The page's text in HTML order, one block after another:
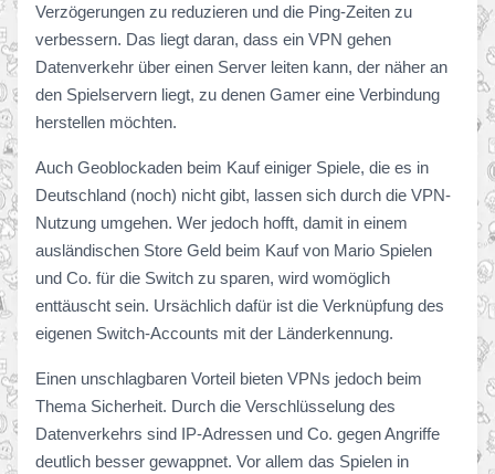
Verzögerungen zu reduzieren und die Ping-Zeiten zu
verbessern. Das liegt daran, dass ein VPN gehen
Datenverkehr über einen Server leiten kann, der näher an
den Spielservern liegt, zu denen Gamer eine Verbindung
herstellen möchten.
Auch Geoblockaden beim Kauf einiger Spiele, die es in
Deutschland (noch) nicht gibt, lassen sich durch die VPN-
Nutzung umgehen. Wer jedoch hofft, damit in einem
ausländischen Store Geld beim Kauf von Mario Spielen
und Co. für die Switch zu sparen, wird womöglich
enttäuscht sein. Ursächlich dafür ist die Verknüpfung des
eigenen Switch-Accounts mit der Länderkennung.
Einen unschlagbaren Vorteil bieten VPNs jedoch beim
Thema Sicherheit. Durch die Verschlüsselung des
Datenverkehrs sind IP-Adressen und Co. gegen Angriffe
deutlich besser gewappnet. Vor allem das Spielen in